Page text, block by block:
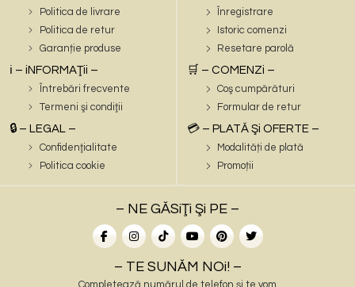
Politica de livrare
Politica de retur
Garanție produse
ℹ️ – iNFORMAŢii –
Întrebări frecvente
Termeni şi condiţii
🔒 – LEGAL –
Confidenţialitate
Politica cookie
Înregistrare
Istoric comenzi
Resetare parolă
🛒 – COMENZi –
Coş cumpărături
Formular de retur
💳 – PLATĂ Şi OFERTE –
Modalități de plată
Promoții
– NE GĂSiŢi Şi PE –
– TE SUNĂM NOi! –
Completează numărul de telefon și te vom